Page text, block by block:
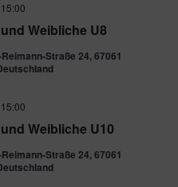
Weibliche U8
15:00
Straße 24, 67061
Weibliche U10
15:00
Straße 24, 67061